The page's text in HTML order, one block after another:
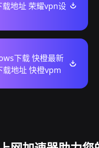
载地址 荣耀vpn设
下载 快橙最新
载地址 快橙vpm